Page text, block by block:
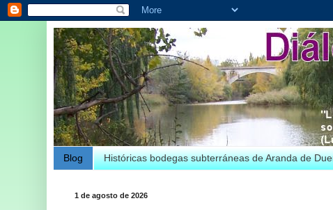
Blog Históricas bodegas subterráneas de Aranda de
1 de agosto de 2026